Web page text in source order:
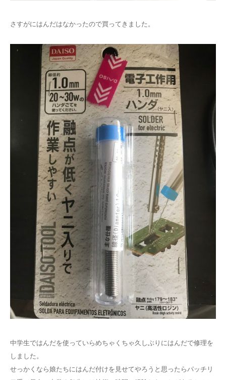
さすがにはんだはなかったので買ってきました。
中学生ではんだを使っていらめちゃくちゃ久しぶりにはんだで修理を
しました。
せっかくなら娘たちにはんだ付けを見せてやろうと思ったらパッチリ